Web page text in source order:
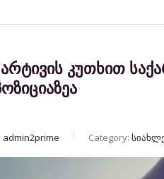
კუთხით
admin2prime Category: